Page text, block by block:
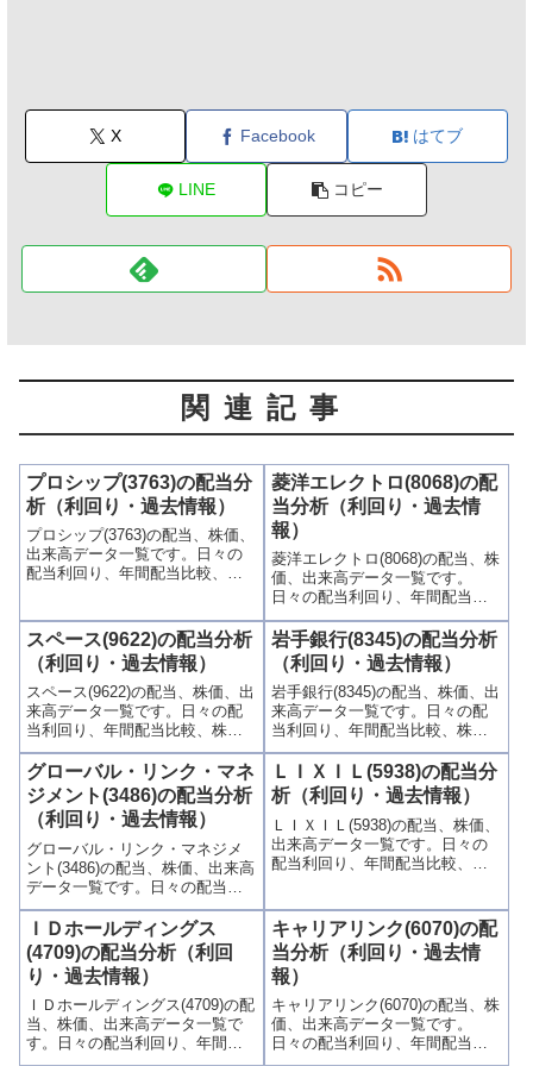
X Facebook はてブ
LINE コピー
関連記事
プロシップ(3763)の配当分
析（利回り・過去情報）
プロシップ(3763)の配当、株価、
出来高データ一覧です。日々の
配当利回り、年間配当比較、株
とグラフでわかりやすく掲載、
配当利回りランキングも参考
に！
菱洋エレクトロ(8068)の配
当分析（利回り・過去情
報）
菱洋エレクトロ(8068)の配当、株
価、出来高データ一覧です。
日々の配当利回り、年間配当比
較、株価や出来高との関連、高
額配当目的の買い時チャンスな
ど、表とグラフでわかりやすく
掲載、配当利回りランキングも
参考に！
スペース(9622)の配当分析
（利回り・過去情報）
スペース(9622)の配当、株価、出
来高データ一覧です。日々の配
当利回り、年間配当比較、株価
や出来高との関連、高額配当目
的の買い時チャンスなど、表と
グラフでわかりやすく掲載、配
当利回りランキングも参考に！
岩手銀行(8345)の配当分析
（利回り・過去情報）
岩手銀行(8345)の配当、株価、出
来高データ一覧です。日々の配
当利回り、年間配当比較、株価
や出来高との関連、高額配当目
的の買い時チャンスなど、表と
グラフでわかりやすく掲載、配
当利回りランキングも参考に！
グローバル・リンク・マネ
ジメント(3486)の配当分析
（利回り・過去情報）
グローバル・リンク・マネジメ
ント(3486)の配当、株価、出来高
データ一覧です。日々の配当利
回り、年間配当比較、株価や出
来高との関連、高額配当目的の
買い時チャンスなど、表とグラ
フでわかりやすく掲載、配当利
回りランキングも参考に！
ＬＩＸＩＬ(5938)の配当分
析（利回り・過去情報）
ＬＩＸＩＬ(5938)の配当、株価、
出来高データ一覧です。日々の
配当利回り、年間配当比較、株
とグラフでわかりやすく掲載、
配当利回りランキングも参考
に！
ＩＤホールディングス
(4709)の配当分析（利回
り・過去情報）
ＩＤホールディングス(4709)の配
当、株価、出来高データ一覧で
す。日々の配当利回り、年間配
当比較、株価や出来高との関
キャリアリンク(6070)の配
当分析（利回り・過去情
報）
キャリアリンク(6070)の配当、株
価、出来高データ一覧です。
日々の配当利回り、年間配当比
較、株価や出来高との関連、高